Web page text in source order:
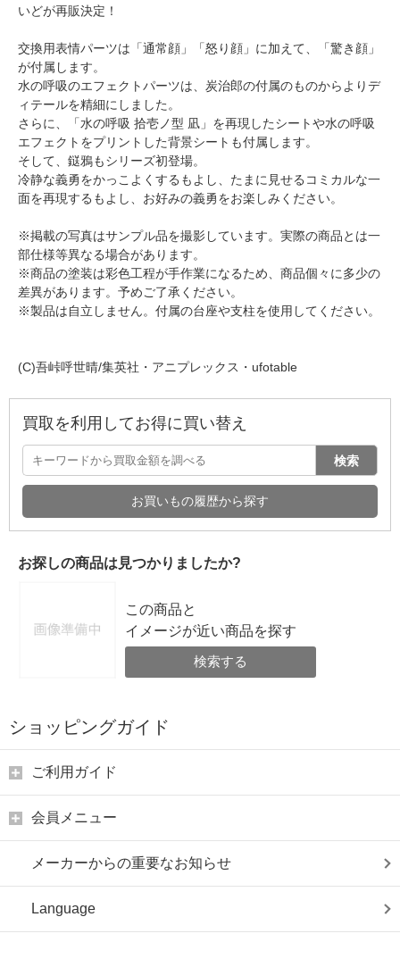
いどが再販決定！
交換用表情パーツは「通常顔」「怒り顔」に加えて、「驚き顔」
が付属します。
水の呼吸のエフェクトパーツは、炭治郎の付属のものからよりデ
ィテールを精細にしました。
さらに、「水の呼吸 拾壱ノ型 凪」を再現したシートや水の呼吸
エフェクトをプリントした背景シートも付属します。
そして、鎹鴉もシリーズ初登場。
冷静な義勇をかっこよくするもよし、たまに見せるコミカルな一
面を再現するもよし、お好みの義勇をお楽しみください。
※掲載の写真はサンプル品を撮影しています。実際の商品とは一
部仕様等異なる場合があります。
※商品の塗装は彩色工程が手作業になるため、商品個々に多少の
差異があります。予めご了承ください。
※製品は自立しません。付属の台座や支柱を使用してください。
(C)吾峠呼世晴/集英社・アニプレックス・ufotable
買取を利用してお得に買い替え
検索
お買いもの履歴から探す
お探しの商品は見つかりましたか?
この商品と
イメージが近い商品を探す
検索する
ショッピングガイド
ご利用ガイド
会員メニュー
メーカーからの重要なお知らせ
Language